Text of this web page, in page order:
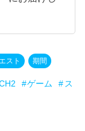
スト 期間
ゲーム
ス